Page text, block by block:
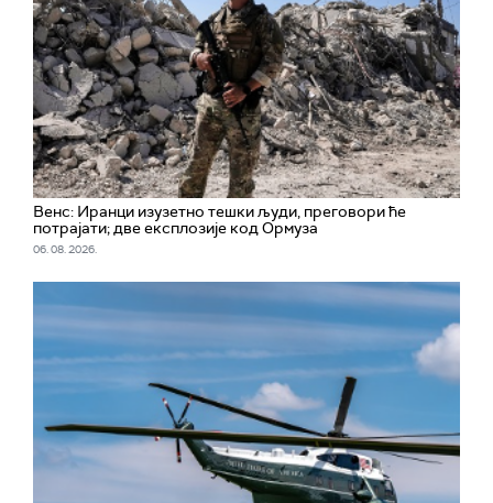
Венс: Иранци изузетно тешки људи, преговори ће
потрајати; две експлозије код Ормуза
06. 08. 2026.